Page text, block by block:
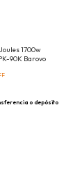
1700w
90K Barovo
o depósito